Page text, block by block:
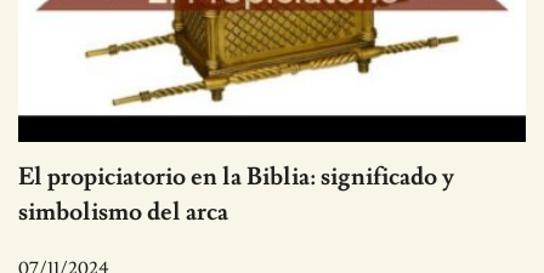
El propiciatorio en la Biblia: significado y
simbolismo del arca